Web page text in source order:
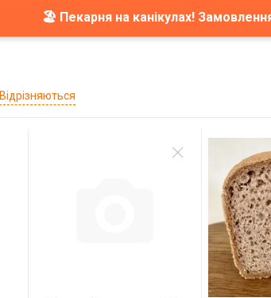
🏖️ Пекарня на канікулах!
Відрізняються